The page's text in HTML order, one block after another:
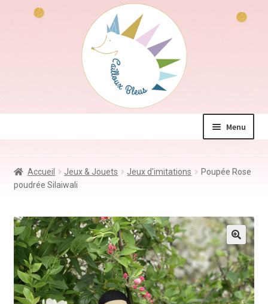
Menu
Jeux & Jouets
Coin des mamans
Kdo à – de 10€
Accueil Jeux & Jouets Jeux d'imitations
Poupée Rose
poudrée Silaiwali